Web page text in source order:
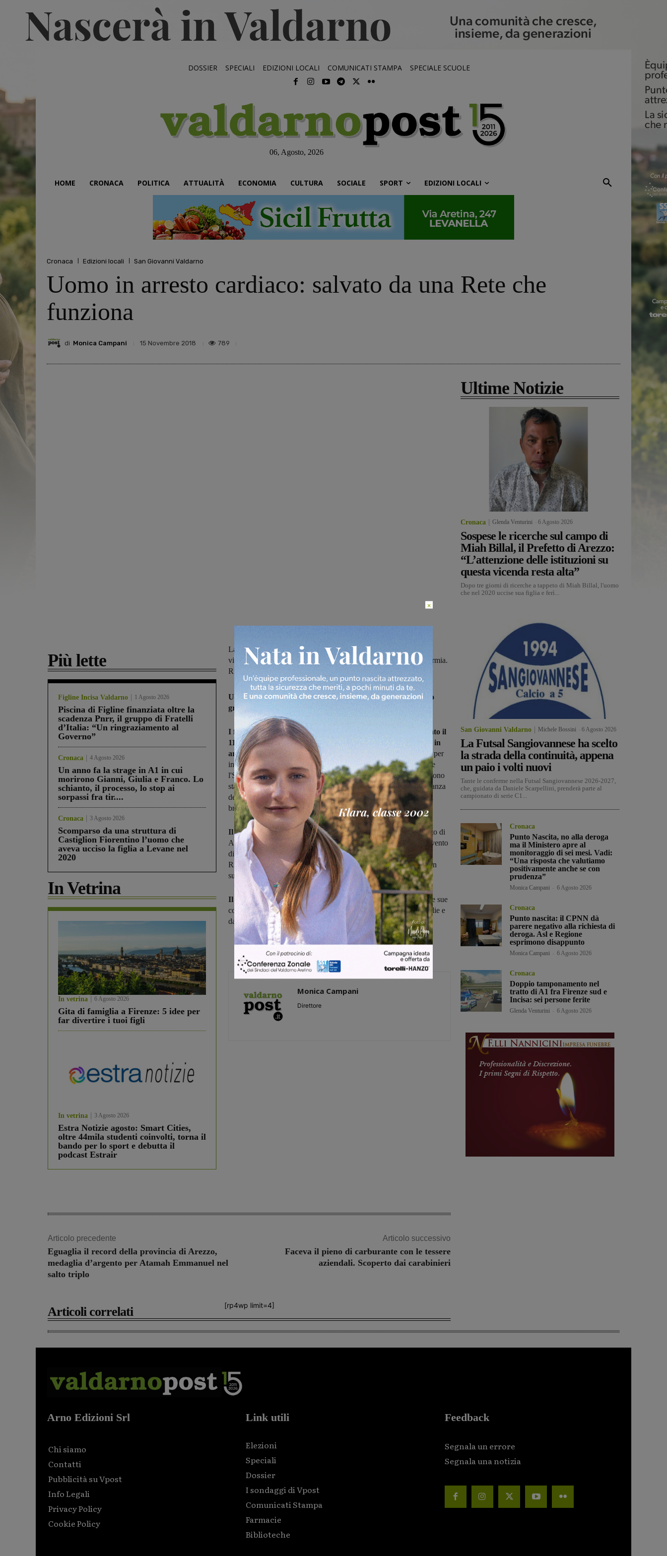
DOSSIER SPECIALI EDIZIONI LOCALI COMUNICATI STAMPA SPECIALE SCUOLE
06, Agosto, 2026
HOME CRONACA POLITICA ATTUALITÀ ECONOMIA CULTURA SOCIALE SPORT EDIZIONI LOCALI
Cronaca Edizioni locali San Giovanni Valdarno
Uomo in arresto cardiaco: salvato da una Rete che
funziona
di Monica Campani 15 Novembre 2018 789
Più lette
Figline Incisa Valdarno 1 Agosto 2026
Piscina di Figline finanziata oltre la
scadenza Pnrr, il gruppo di Fratelli
d’Italia: “Un ringraziamento al
Governo”
Cronaca 4 Agosto 2026
Un anno fa la strage in A1 in cui
morirono Gianni, Giulia e Franco. Lo
schianto, il processo, lo stop ai
sorpassi fra tir....
Cronaca 3 Agosto 2026
Scomparso da una struttura di
Castiglion Fiorentino l’uomo che
aveva ucciso la figlia a Levane nel
2020
In Vetrina
In vetrina 6 Agosto 2026
Gita di famiglia a Firenze: 5 idee per
far divertire i tuoi figli
In vetrina 3 Agosto 2026
Estra Notizie agosto: Smart Cities,
oltre 44mila studenti coinvolti, torna il
bando per lo sport e debutta il
podcast Estrair
La moglie inizia il massaggio cardiaco, il 118 lo defibrilla, in Utic
viene fatta l’angioplastica e in Rianimazione viene tenuto in ipotermia.
Risvegliato senza danni cerebrali
Un 57enne di San Giovanni in arresto cardiaco è stato salvato
grazie alla rete di persone e interventi messi subito in atto.
I fatti risalgono a lunedì scorso quando una donna ha chiamato il
118 chiedendo aiuto per il marito che si era accasciato a terra in
arresto cardiaco
. Immediatamente le sono state date le istruzioni per
iniziare il massaggio cardiaco. Subito è partito dalla centrale anche
l'SMS allert, che in questi casi arriva alle persone della zona che sono
state formate all'utilizzo del defibrillatore. L'automedica e l'ambulanza
della Misericordia di Castelfranco sono arrivate nel posto in tempi
brevissimi: il personale sanitario lo ha subito defibrillato.
Il cuore dell'uomo ha ripreso il ritmo.Trasportato al San Donato di
Arezzo presso l’Unità coronarica (Utic), è stato sottoposto a intervento
di angioplastica. Come da protocollo, è stato poi trasferito in
Rianimazione, sedato e in ipotermia. Ieri notte é stato svegliato con
successo, non ha riportato danni cerebrali.
Il 57 enne di San Giovanni Valdarno adesso si trova in Utic,le sue
condizioni sono buone. E’ stato salvato dalla prontezza della moglie e
dall'efficienza di un sistema che funziona.
Monica Campani
Direttore
Articolo precedente
Eguaglia il record della provincia di Arezzo,
medaglia d’argento per Atamah Emmanuel nel
salto triplo
Articolo successivo
Faceva il pieno di carburante con le tessere
aziendali. Scoperto dai carabinieri
[rp4wp limit=4]
Articoli correlati
Ultime Notizie
Cronaca Glenda Venturini 6 Agosto 2026
Sospese le ricerche sul campo di
Miah Billal, il Prefetto di Arezzo:
“L’attenzione delle istituzioni su
questa vicenda resta alta”
Dopo tre giorni di ricerche a tappeto di Miah Billal, l'uomo
che nel 2020 uccise sua figlia e ferì...
San Giovanni Valdarno Michele Bossini 6 Agosto 2026
La Futsal Sangiovannese ha scelto
la strada della continuità, appena
un paio i volti nuovi
Tante le conferme nella Futsal Sangiovannese 2026-2027,
che, guidata da Daniele Scarpellini, prenderà parte al
campionato di serie C1...
Cronaca
Punto Nascita, no alla deroga
ma il Ministero apre al
monitoraggio di sei mesi. Vadi:
“Una risposta che valutiamo
positivamente anche se con
prudenza”
Monica Campani 6 Agosto 2026
Cronaca
Punto nascita: il CPNN dà
parere negativo alla richiesta di
deroga. Asl e Regione
esprimono disappunto
Monica Campani 6 Agosto 2026
Cronaca
Doppio tamponamento nel
tratto di A1 fra Firenze sud e
Incisa: sei persone ferite
Glenda Venturini 6 Agosto 2026
Arno Edizioni Srl
Chi siamo
Contatti
Pubblicità su Vpost
Info Legali
Privacy Policy
Cookie Policy
Link utili
Elezioni
Speciali
Dossier
I sondaggi di Vpost
Comunicati Stampa
Farmacie
Biblioteche
Feedback
Segnala un errore
Segnala una notizia
×